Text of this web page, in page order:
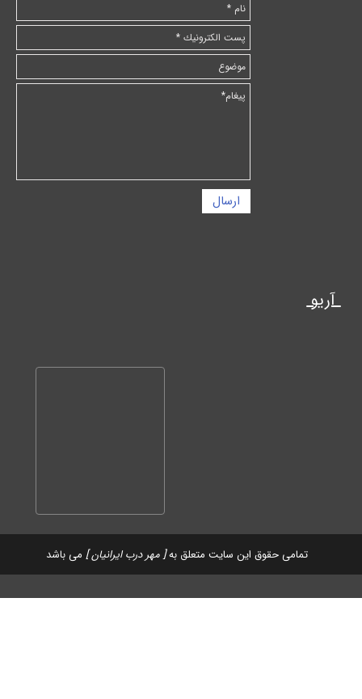
ارسال
تمامی حقوق این سایت متعلق به[ مهر درب ایرانیان ] می باشد
آریو